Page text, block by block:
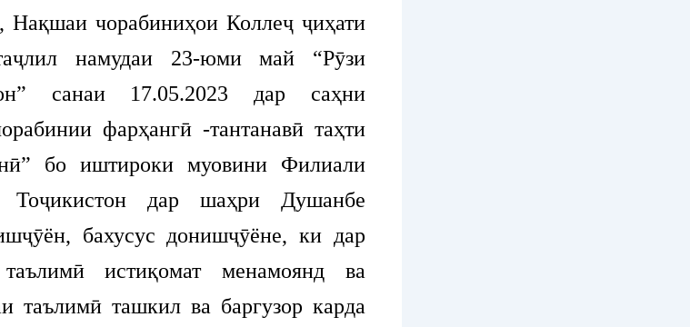
Нақшаи чорабиниҳои Коллеҷ ҷиҳати
намудаи 23-юми май “Рӯзи
санаи 17.05.2023 дар саҳни
фарҳангӣ -тантанавӣ таҳти
бо иштироки муовини Филиали
Тоҷикистон дар шаҳри Душанбе
бахусус донишҷӯёне, ки дар
истиқомат менамоянд ва
таълимӣ ташкил ва баргузор карда